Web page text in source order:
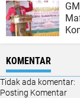
KOMENTAR
Tidak ada komentar:
Posting Komentar